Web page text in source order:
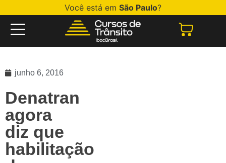
Você está em São Paulo?
junho 6, 2016
Denatran
agora
diz que
habilitação